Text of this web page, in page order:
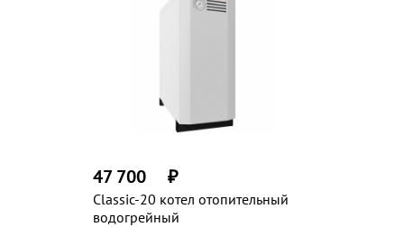
Classic-20 котел отопительный
водогрейный
47 700 ₽